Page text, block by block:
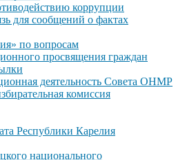
коррупции
для сообщений о фактах
по вопросам
просвящения граждан
деятельность Совета ОНМР
комиссия
Республики Карелия
национального